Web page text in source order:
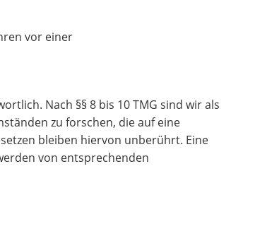
vor einer
Nach §§ 8 bis 10 TMG sind wir als
zu forschen, die auf eine
bleiben hiervon unberührt. Eine
von entsprechenden